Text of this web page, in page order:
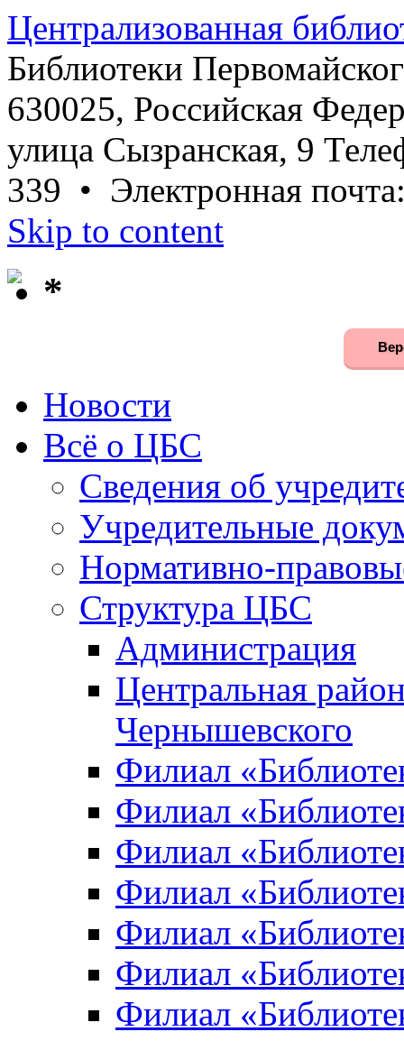
Централизованная
Библиотеки
630025, Российская
улица Сызранская, 9
339 • Электронная
Skip to content
*
Новости
Всё о ЦБС
Сведения об
Учредительные
Нормативно-
Структура ЦБС
Администрация
Центральная
Чернышевского
Филиал
Филиал
Филиал
Филиал
Филиал
Филиал
Филиал